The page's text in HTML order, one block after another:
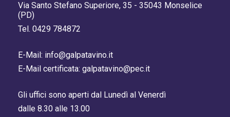
Via Santo Stefano Superiore, 35 - 35043 Monselice
(PD)
Tel. 0429 784872
E-Mail: info@galpatavino.it
E-Mail certificata: galpatavino@pec.it
Gli uffici sono aperti dal Lunedì al Venerdì
dalle 8.30 alle 13.00